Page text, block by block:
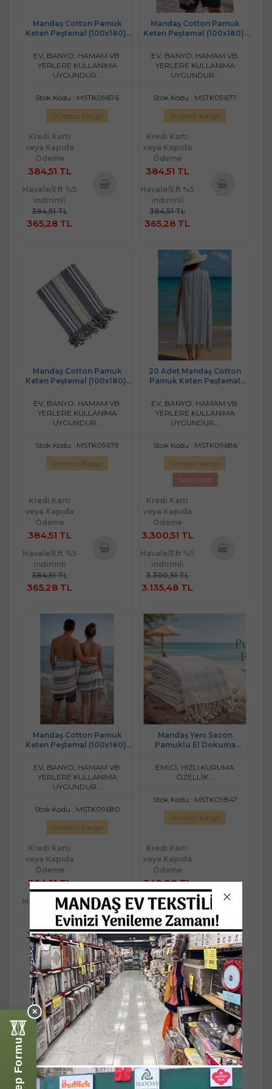
Mandaş Cotton Pamuk
Keten Peştemal (100x180)-
EV, BANYO, HAMAM VB.
YERLERE KULLANIMA
UYGUNDUR...
Stok Kodu : MSTK09676
Ücretsiz Kargo
Kredi Kartı
veya Kapıda
Ödeme
384,51 TL
Havale/Eft %5
indirimli
384,51 TL
365,28 TL
Mandaş Cotton Pamuk
Keten Peştemal (100x180)-
EV, BANYO, HAMAM VB.
YERLERE KULLANIMA
UYGUNDUR...
Stok Kodu : MSTK09677
Ücretsiz Kargo
Kredi Kartı
veya Kapıda
Ödeme
384,51 TL
Havale/Eft %5
indirimli
384,51 TL
365,28 TL
Mandaş Cotton Pamuk
Keten Peştemal (100x180)-
EV, BANYO, HAMAM VB.
YERLERE KULLANIMA
UYGUNDUR...
Stok Kodu : MSTK09679
Ücretsiz Kargo
Kredi Kartı
veya Kapıda
Ödeme
384,51 TL
Havale/Eft %5
indirimli
384,51 TL
365,28 TL
20 Adet Mandaş Cotton
Pamuk Keten Peştemal
EV, BANYO, HAMAM VB.
YERLERE KULLANIMA
UYGUNDUR...
Stok Kodu : MSTK09686
Ücretsiz Kargo
Son Fırsat
Kredi Kartı
veya Kapıda
Ödeme
3.300,51 TL
Havale/Eft %5
indirimli
3.300,51 TL
3.135,48 TL
Mandaş Cotton Pamuk
Keten Peştemal (100x180)-
EV, BANYO, HAMAM VB.
YERLERE KULLANIMA
UYGUNDUR...
Stok Kodu : MSTK09680
Ücretsiz Kargo
Kredi Kartı
veya Kapıda
Ödeme
384,51 TL
Havale/Eft %5
indirimli
384,51 TL
365,28 TL
Sepete
Ekle
Mandaş Yeni Sezon
Pamuklu El Dokuma
Çizgili
EMİCİ, HIZLI KURUMA
ÖZELLİK...
Stok Kodu : MSTK09847
Ücretsiz Kargo
Kredi Kartı
veya Kapıda
Ödeme
349,00 TL
Havale/Eft %5
indirimli
349,00 TL
331,55 TL
Sepete
Ekle
Mandaş Yeni Sezon
Mandaş Yeni Sezon
✕